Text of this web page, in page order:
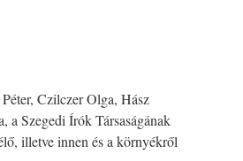
Czilczer Olga, Hász
a Szegedi Írók Társaságának
illetve innen és a környékről